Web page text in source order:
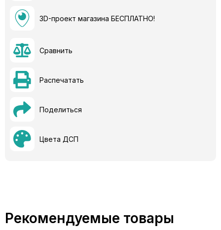
3D-проект магазина БЕСПЛАТНО!
Сравнить
Распечатать
Поделиться
Цвета ДСП
Рекомендуемые товары